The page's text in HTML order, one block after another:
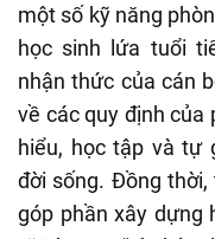
một số kỹ năng
học sinh lứa tuổi
nhận thức của cán
về các quy định
hiểu, học tập và tự
đời sống. Đồng
góp phần xây dựng